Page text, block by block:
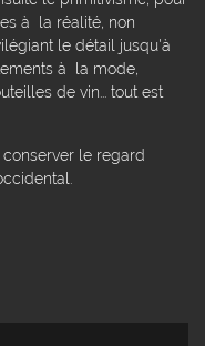
à la réalité, non
le détail jusqu'à
à la mode,
de vin... tout est
le regard